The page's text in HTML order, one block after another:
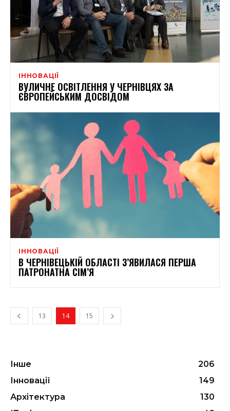
ІННОВАЦІЇ
ВУЛИЧНЕ ОСВІТЛЕННЯ У ЧЕРНІВЦЯХ ЗА
ЄВРОПЕЙСЬКИМ ДОСВІДОМ
ІННОВАЦІЇ
В ЧЕРНІВЕЦЬКІЙ ОБЛАСТІ З’ЯВИЛАСЯ ПЕРША
ПАТРОНАТНА СІМ’Я
13 14 15
Інше
206
Інновації
149
Архітектура
130